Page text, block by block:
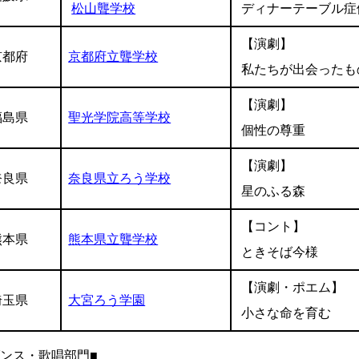
松山聾学校
ディナーテーブル
都府 京都府立聾学校
【演劇】
私たちが出会ったも
島県 聖光学院高等学校
【演劇】
個性の尊重
良県 奈良県立ろう学校
【演劇】
星のふる森
本県 熊本県立聾学校
【コント】
ときそば今様
玉県 大宮ろう学園
【演劇・ポエム】
小さな命を育む
ス・歌唱部門■